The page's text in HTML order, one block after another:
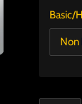
Basic/